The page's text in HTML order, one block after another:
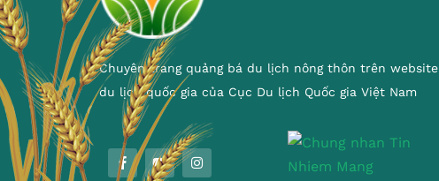
Chuyên trang quảng bá du lịch nông thôn trên website
du lịch quốc gia của Cục Du lịch Quốc gia Việt Nam